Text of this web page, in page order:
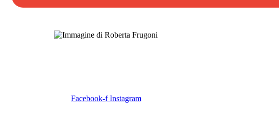
Facebook-f Instagram